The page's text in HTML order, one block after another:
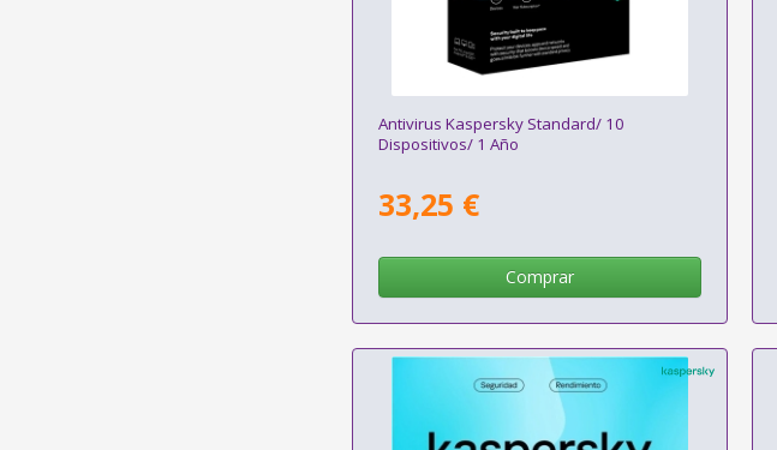
Antivirus Kaspersky Standard/ 10
Dispositivos/ 1 Año
33,25 €
Comprar